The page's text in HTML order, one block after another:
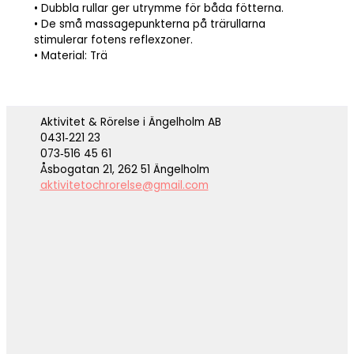
• Dubbla rullar ger utrymme för båda fötterna.
• De små massagepunkterna på trärullarna
stimulerar fotens reflexzoner.
• Material: Trä
Aktivitet & Rörelse i Ängelholm AB
0431‑221 23
073‑516 45 61
Åsbogatan 21, 262 51 Ängelholm
aktivitetochrorelse@gmail.com